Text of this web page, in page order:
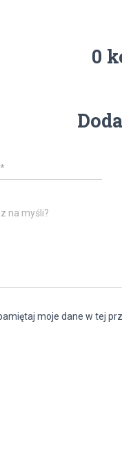
0
*
na myśli?
moje dane w tej